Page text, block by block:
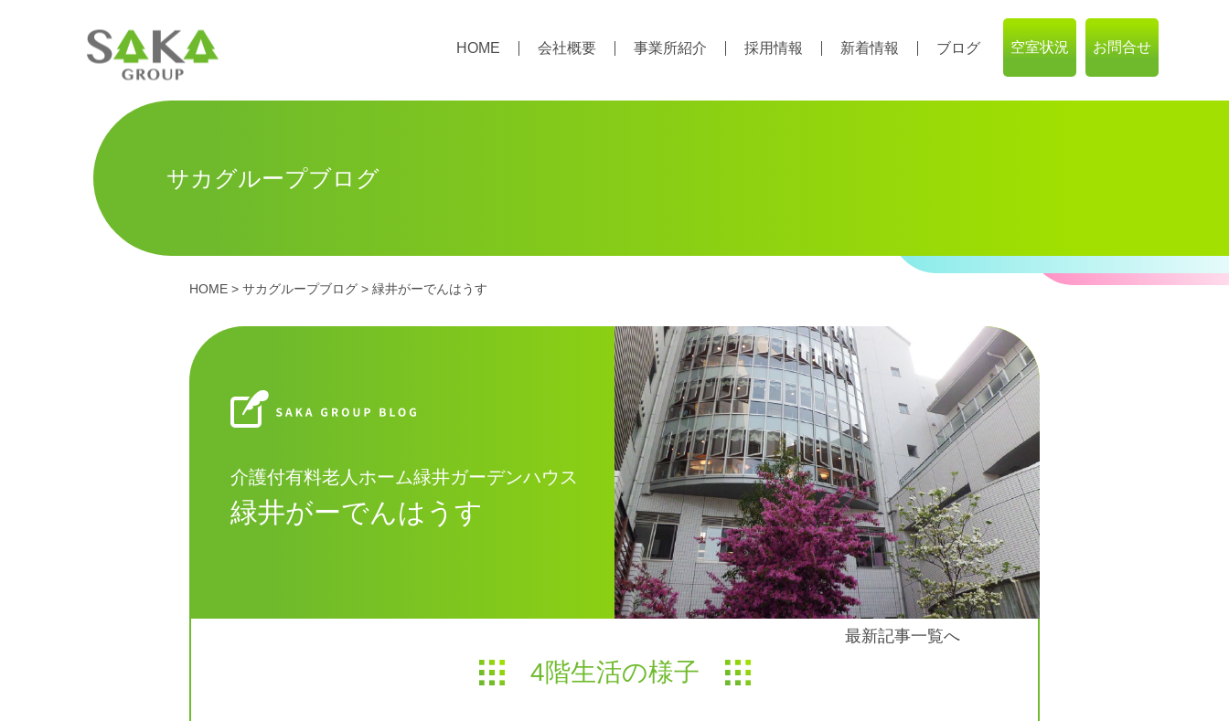
HOME 会社概要 事業所紹介 採用情報 新着情報 ブログ 空室状況 お問合せ
サカグループブログ
HOME > サカグループブログ > 緑井がーでんはうす
介護付有料老人ホーム緑井ガーデンハウス
緑井がーでんはうす
最新記事一覧へ
4階生活の様子